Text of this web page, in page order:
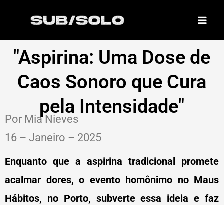
"Aspirina: Uma Dose de
Caos Sonoro que Cura
pela Intensidade"
Por Mia Nieves
16 – Janeiro – 2025
Enquanto que a aspirina tradicional promete
acalmar dores, o evento homônimo no Maus
Hábitos, no Porto, subverte essa ideia e faz